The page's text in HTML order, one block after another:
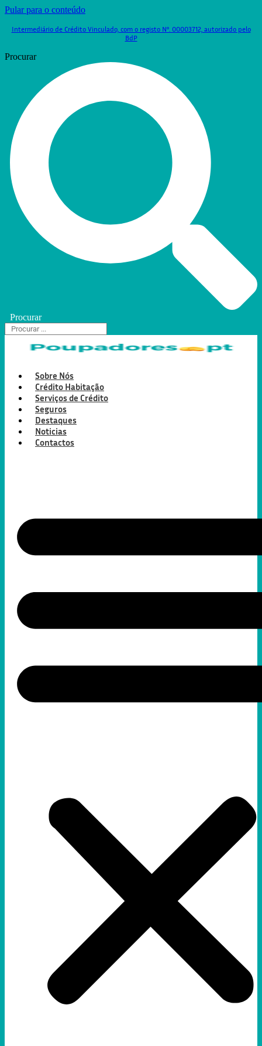
Pular para o conteúdo
Intermediário de Crédito Vinculado, com o registo Nº. 00003712, autorizado pelo
BdP
Procurar
Procurar
Sobre Nós
Crédito Habitação
Serviços de Crédito
Seguros
Destaques
Noticias
Contactos